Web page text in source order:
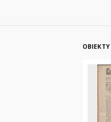
OBIEKTY